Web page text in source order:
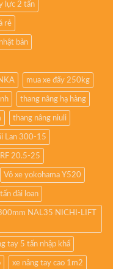
lực 2 tấn
rẻ
bản
mua xe đẩy 250kg
thang nâng hạ hàng
thang nâng niuli
Lan 300-15
20.5-25
Vỏ xe yokohama Y520
đài loan
NAL35 NICHI-LIFT
tay 5 tấn nhập khẩ
xe nâng tay cao 1m2